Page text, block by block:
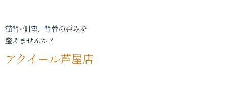
猫背･側弯、背骨の歪みを
整えませんか？
アクイール芦屋店